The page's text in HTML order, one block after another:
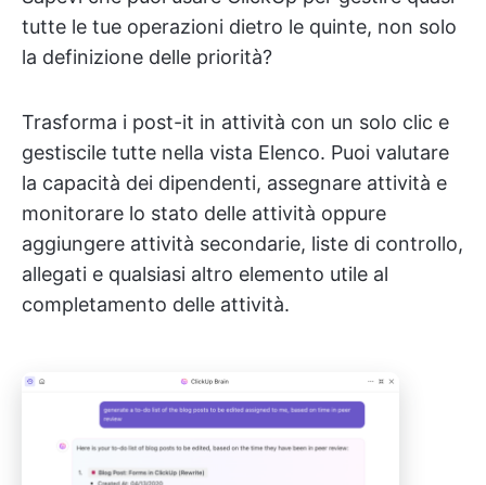
tutte le tue operazioni dietro le quinte, non solo
la definizione delle priorità?
Trasforma i post-it in attività con un solo clic e
gestiscile tutte nella vista Elenco. Puoi valutare
la capacità dei dipendenti, assegnare attività e
monitorare lo stato delle attività oppure
aggiungere attività secondarie, liste di controllo,
allegati e qualsiasi altro elemento utile al
completamento delle attività.